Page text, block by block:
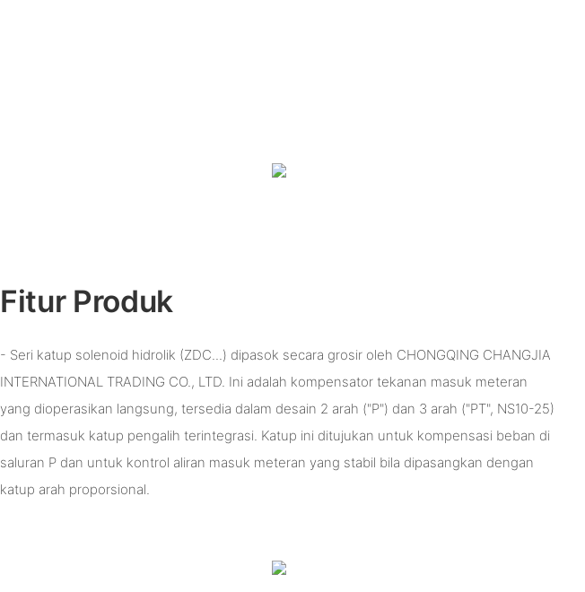
Fitur Produk
- Seri katup solenoid hidrolik (ZDC...) dipasok secara grosir oleh CHONGQING CHANGJIA
INTERNATIONAL TRADING CO., LTD. Ini adalah kompensator tekanan masuk meteran
yang dioperasikan langsung, tersedia dalam desain 2 arah ("P") dan 3 arah ("PT", NS10-25)
dan termasuk katup pengalih terintegrasi. Katup ini ditujukan untuk kompensasi beban di
saluran P dan untuk kontrol aliran masuk meteran yang stabil bila dipasangkan dengan
katup arah proporsional.